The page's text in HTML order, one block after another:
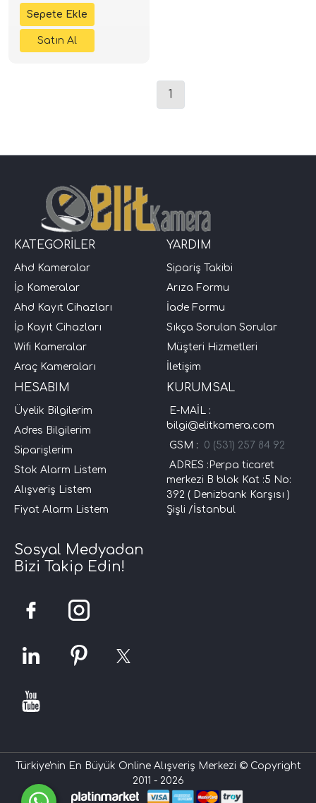
1
KATEGORİLER
Ahd Kameralar
İp Kameralar
Ahd Kayıt Cihazları
İp Kayıt Cihazları
Wifi Kameralar
Araç Kameraları
YARDIM
Sipariş Takibi
Arıza Formu
İade Formu
Sıkça Sorulan Sorular
Müşteri Hizmetleri
İletişim
HESABIM
Üyelik Bilgilerim
Adres Bilgilerim
Siparişlerim
Stok Alarm Listem
Alışveriş Listem
Fiyat Alarm Listem
KURUMSAL
E-MAİL :
bilgi@elitkamera.com
GSM : 0 (531) 257 84 92
ADRES :Perpa ticaret
merkezi B blok Kat :5 No:
392 ( Denizbank Karşısı )
Şişli /İstanbul
Sosyal Medyadan
Bizi Takip Edin!
Türkiye'nin En Büyük Online Alışveriş Merkezi © Copyright
2011 - 2026